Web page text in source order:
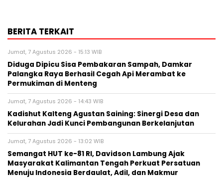
BERITA TERKAIT
Jumat, 7 Agustus 2026 - 15:13 WIB
Diduga Dipicu Sisa Pembakaran Sampah, Damkar
Palangka Raya Berhasil Cegah Api Merambat ke
Permukiman di Menteng
Jumat, 7 Agustus 2026 - 14:43 WIB
Kadishut Kalteng Agustan Saining: Sinergi Desa dan
Kelurahan Jadi Kunci Pembangunan Berkelanjutan
Jumat, 7 Agustus 2026 - 13:02 WIB
Semangat HUT ke-81 RI, Davidson Lambung Ajak
Masyarakat Kalimantan Tengah Perkuat Persatuan
Menuju Indonesia Berdaulat, Adil, dan Makmur